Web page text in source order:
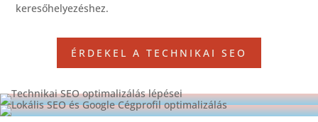
keresőhelyezéshez.
ÉRDEKEL A TECHNIKAI SEO